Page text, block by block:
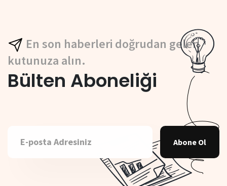
En son haberleri doğrudan gelen
kutunuza alın.
Bülten Aboneliği
Abone Ol